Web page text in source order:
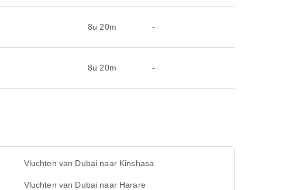
8u 20m -
8u 20m -
Vluchten van Dubai naar Kinshasa
Vluchten van Dubai naar Harare